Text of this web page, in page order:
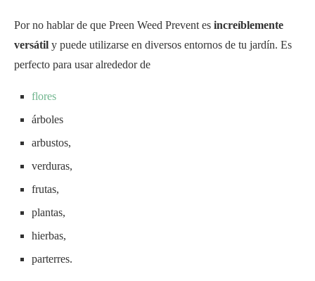
Por no hablar de que Preen Weed Prevent es increíblemente
versátil y puede utilizarse en diversos entornos de tu jardín. Es
perfecto para usar alrededor de
flores
árboles
arbustos,
verduras,
frutas,
plantas,
hierbas,
parterres.